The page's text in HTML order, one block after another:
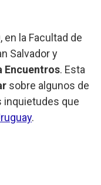
en la Facultad de
Salvador y
Encuentros. Esta
sobre algunos de
inquietudes que
.